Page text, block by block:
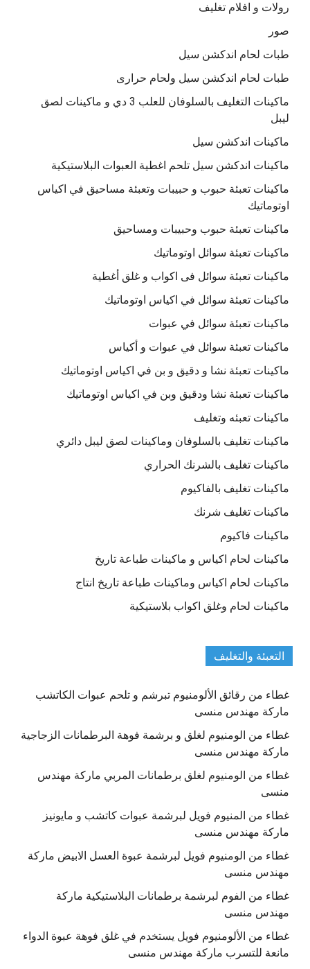
رولات و افلام تغليف
صور
طبات لحام اندكشن سيل
طبات لحام اندكشن سيل ولحام حرارى
ماكينات التغليف بالسلوفان للعلب 3 دي و ماكينات لصق
ليبل
ماكينات اندكشن سيل
ماكينات اندكشن سيل تلحم اغطية العبوات البلاستيكية
ماكينات تعبئة حبوب و حبيبات وتعبئة مساحيق في اكياس
اوتوماتيك
ماكينات تعبئة حبوب وحبيبات ومساحيق
ماكينات تعبئة سوائل اوتوماتيك
ماكينات تعبئة سوائل فى اكواب و غلق أغطية
ماكينات تعبئة سوائل في اكياس اوتوماتيك
ماكينات تعبئة سوائل في عبوات
ماكينات تعبئة سوائل في عبوات و أكياس
ماكينات تعبئة نشا و دقيق و بن في اكياس اوتوماتيك
ماكينات تعبئة نشا ودقيق وبن في اكياس اوتوماتيك
ماكينات تعبئه وتغليف
ماكينات تغليف بالسلوفان وماكينات لصق ليبل دائري
ماكينات تغليف بالشرنك الحراري
ماكينات تغليف بالفاكيوم
ماكينات تغليف شرنك
ماكينات فاكيوم
ماكينات لحام اكياس و ماكينات طباعة تاريخ
ماكينات لحام اكياس وماكينات طباعة تاريخ انتاج
ماكينات لحام وغلق اكواب بلاستيكية
التعبئة والتغليف
غطاء من رقائق الألومنيوم تبرشم و تلحم عبوات الكاتشب
ماركة مهندس منسى
غطاء من الومنيوم لغلق و برشمة فوهة البرطمانات الزجاجية
ماركة مهندس منسى
غطاء من الومنيوم لغلق برطمانات المربي ماركة مهندس
منسى
غطاء من المنيوم فويل لبرشمة عبوات كاتشب و مايونيز
ماركة مهندس منسى
غطاء من الومنيوم فويل لبرشمة عبوة العسل الابيض ماركة
مهندس منسى
غطاء من الفوم لبرشمة برطمانات البلاستيكية ماركة
مهندس منسى
غطاء من الألومنيوم فويل يستخدم في غلق فوهة عبوة الدواء
مانعة للتسرب ماركة مهندس منسى